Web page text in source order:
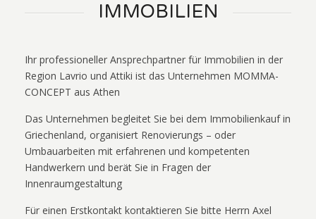
IMMOBILIEN
Ihr professioneller Ansprechpartner für Immobilien in der
Region Lavrio und Attiki ist das Unternehmen MOMMA-
CONCEPT aus Athen
Das Unternehmen begleitet Sie bei dem Immobilienkauf in
Griechenland, organisiert Renovierungs – oder
Umbauarbeiten mit erfahrenen und kompetenten
Handwerkern und berät Sie in Fragen der
Innenraumgestaltung
Für einen Erstkontakt kontaktieren Sie bitte Herrn Axel